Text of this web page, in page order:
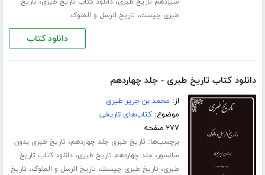
طبری چیست، تاریخ الرسل و الملوک
دانلود کتاب
دانلود کتاب تاریخ طبری - جلد چهاردهم
از: محمد بن جریر طبری
موضوع:کتاب‌های تاریخی
۲۷۷ صفحه
برچسب‌ها: تاریخ طبری جلد ‌چهاردهم، تاریخ طبری بدون
سانسور، جلد چهاردهم تاریخ طبری،دانلود کتاب تاریخ
طبری، تاریخ طبری چیست، تاریخ الرسل و الملوک، تاریخ